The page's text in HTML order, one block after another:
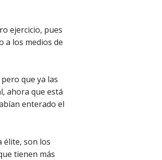
ejercicio, pues
a los medios de
que ya las
ahora que está
enterado el
élite, son los
tienen más